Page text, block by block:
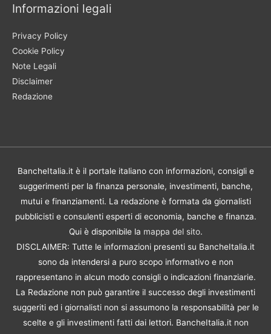
Informazioni legali
Privacy Policy
Cookie Policy
Note Legali
Disclaimer
Redazione
BancheItalia.it è il portale italiano con informazioni, consigli e
suggerimenti per la finanza personale, investimenti, banche,
mutui e finanziamenti. La redazione è formata da giornalisti
pubblicisti e consulenti esperti di economia, banche e finanza.
Qui è disponibile la mappa del sito.
DISCLAIMER: Tutte le informazioni presenti su BancheItalia.it
sono da intendersi a puro scopo informativo e non
rappresentano in alcun modo consigli o indicazioni finanziarie.
La Redazione non può garantire il successo degli investimenti
suggeriti ed i giornalisti non si assumono la responsabilità per le
scelte e gli investimenti fatti dai lettori. BancheItalia.it non